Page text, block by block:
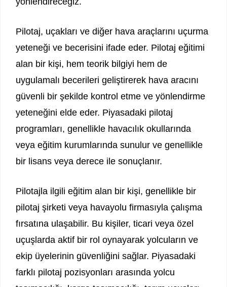
Pilotaj, uçakları ve diğer hava araçlarını uçurma
yeteneği ve becerisini ifade eder. Pilotaj eğitimi
alan bir kişi, hem teorik bilgiyi hem de
uygulamalı becerileri geliştirerek hava aracını
güvenli bir şekilde kontrol etme ve yönlendirme
yeteneğini elde eder. Piyasadaki pilotaj
programları, genellikle havacılık okullarında
veya eğitim kurumlarında sunulur ve genellikle
bir lisans veya derece ile sonuçlanır.
Pilotajla ilgili eğitim alan bir kişi, genellikle bir
pilotaj şirketi veya havayolu firmasıyla çalışma
fırsatına ulaşabilir. Bu kişiler, ticari veya özel
uçuşlarda aktif bir rol oynayarak yolcuların ve
ekip üyelerinin güvenliğini sağlar. Piyasadaki
farklı pilotaj pozisyonları arasında yolcu